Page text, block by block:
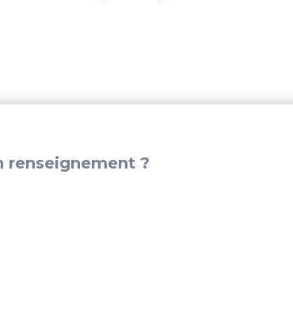
WI3157P3
renseignement ?